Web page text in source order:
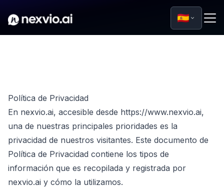
🇪🇸
Política de Privacidad
En nexvio.ai, accesible desde https://www.nexvio.ai,
una de nuestras principales prioridades es la
privacidad de nuestros visitantes. Este documento de
Política de Privacidad contiene los tipos de
información que es recopilada y registrada por
nexvio.ai y cómo la utilizamos.